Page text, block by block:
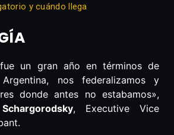
y cuándo llega
un gran año en términos de
nos federalizamos y
donde antes no estabamos»,
, Executive Vice